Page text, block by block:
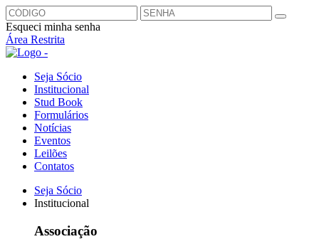
Esqueci minha senha
Área Restrita
Seja Sócio
Institucional
Stud Book
Formulários
Notícias
Eventos
Leilões
Contatos
Seja Sócio
Institucional
Associação